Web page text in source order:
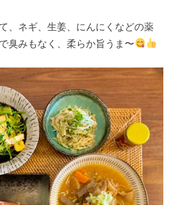
、ネギ、生姜、にんにくなどの薬
臭みもなく、柔らか旨うま〜